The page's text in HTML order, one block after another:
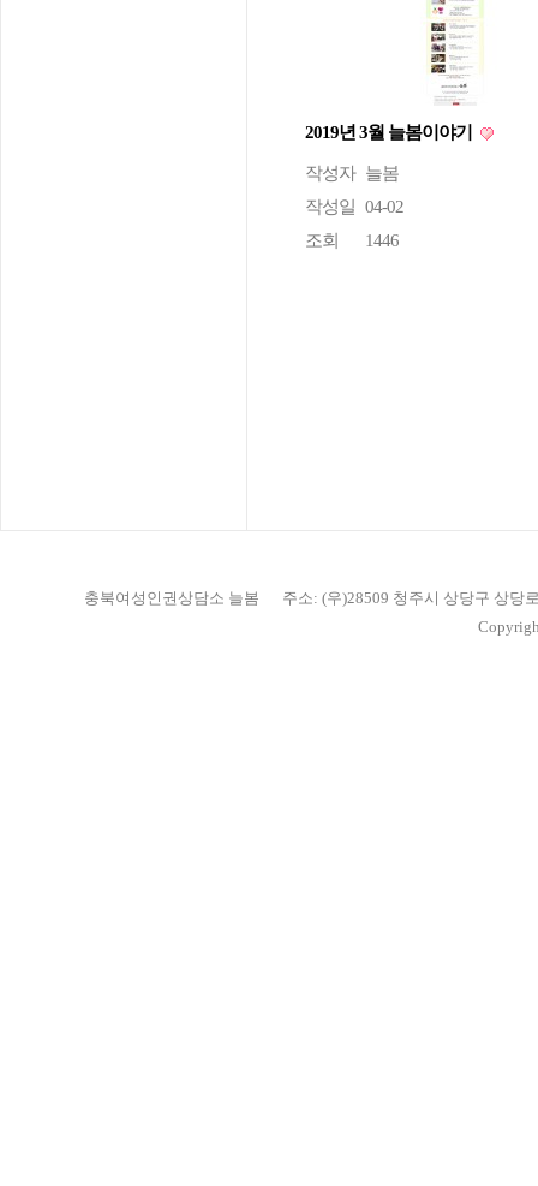
2019년 3월 늘봄이야기
작성자 늘봄
작성일 04-02
조회
1446
충북여성인권상담소 늘봄
주소: (우)28509 청주시 상당구 상당